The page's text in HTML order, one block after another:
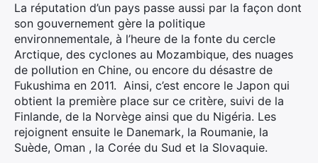
La réputation d’un pays passe aussi par la façon dont
son gouvernement gère la politique
environnementale, à l’heure de la fonte du cercle
Arctique, des cyclones au Mozambique, des nuages
de pollution en Chine, ou encore du désastre de
Fukushima en 2011. Ainsi, c’est encore le Japon qui
obtient la première place sur ce critère, suivi de la
Finlande, de la Norvège ainsi que du Nigéria. Les
rejoignent ensuite le Danemark, la Roumanie, la
Suède, Oman , la Corée du Sud et la Slovaquie.